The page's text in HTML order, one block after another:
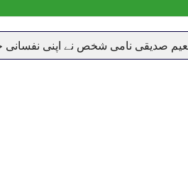
نامی شخص نے اپنی نفسانی خواشات